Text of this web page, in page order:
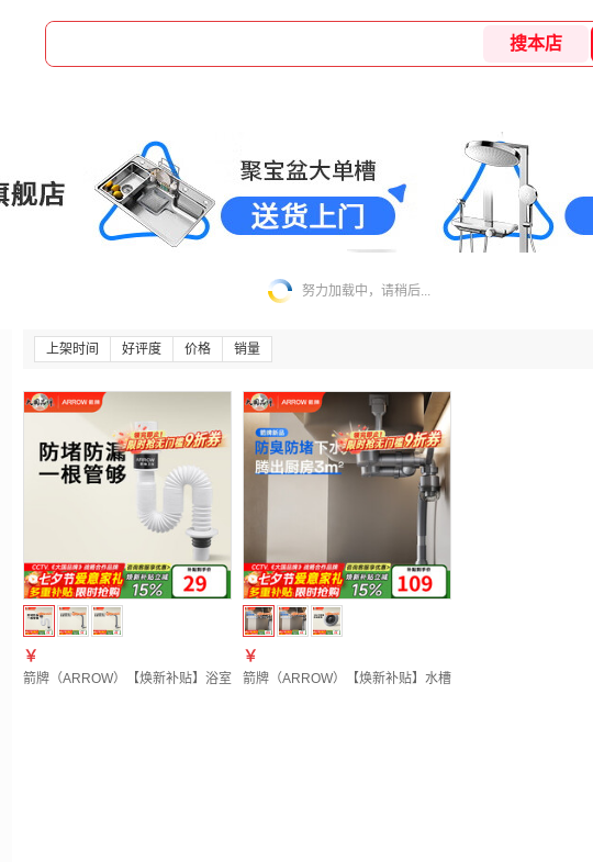
努力加载中，请稍后...
上架时间 好评度 价格 销量
￥
箭牌（ARROW）【焕新补贴】浴室柜超薄面盆下水套装下水器下水管组合台盆下水 白色防臭面盆
￥
箭牌（ARROW）【焕新补贴】水槽下水器套装单双槽预留